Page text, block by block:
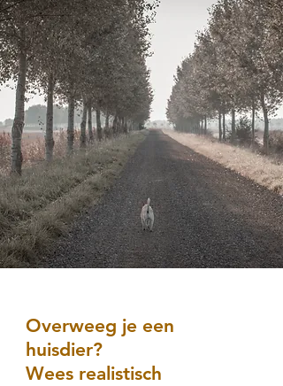
Overweeg je een
huisdier?
Wees realistisch